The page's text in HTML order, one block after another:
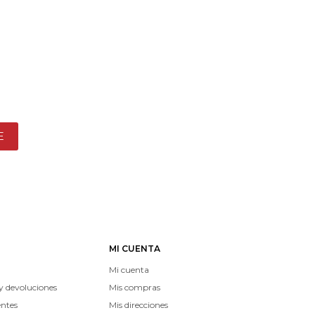
devoluciones
MI CUENTA
Mi cuenta
Mis compras
Mis direcciones